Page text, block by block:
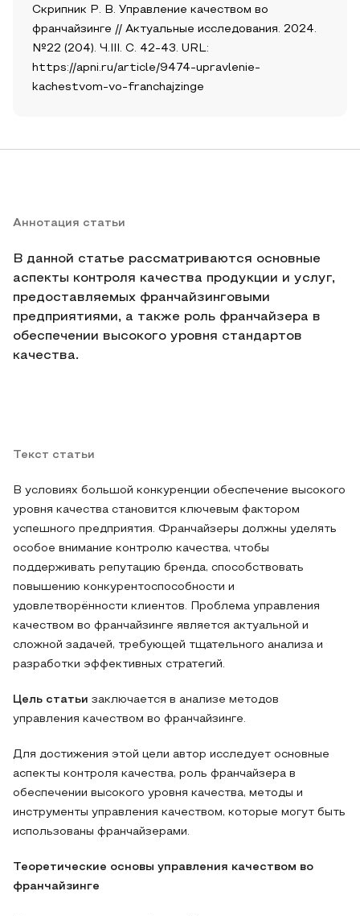
Скрипник Р. В. Управление качеством во
франчайзинге // Актуальные исследования. 2024.
№22 (204). Ч.III. С. 42-43. URL:
https://apni.ru/article/9474-upravlenie-
kachestvom-vo-franchajzinge
Аннотация статьи
В данной статье рассматриваются основные
аспекты контроля качества продукции и услуг,
предоставляемых франчайзинговыми
предприятиями, а также роль франчайзера в
обеспечении высокого уровня стандартов
качества.
Текст статьи
В условиях большой конкуренции обеспечение высокого
уровня качества становится ключевым фактором
успешного предприятия. Франчайзеры должны уделять
особое внимание контролю качества, чтобы
поддерживать репутацию бренда, способствовать
повышению конкурентоспособности и
удовлетворённости клиентов. Проблема управления
качеством во франчайзинге является актуальной и
сложной задачей, требующей тщательного анализа и
разработки эффективных стратегий.
Цель статьи заключается в анализе методов
управления качеством во франчайзинге.
Для достижения этой цели автор исследует основные
аспекты контроля качества, роль франчайзера в
обеспечении высокого уровня качества, методы и
инструменты управления качеством, которые могут быть
использованы франчайзерами.
Теоретические основы управления качеством во
франчайзинге